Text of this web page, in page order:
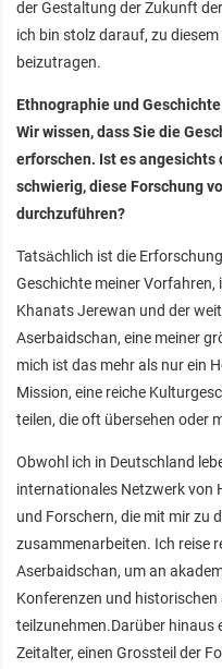
der Gestaltung der Zukunft
ich bin stolz darauf, zu
beizutragen.
Ethnographie und
Wir wissen, dass Sie die
erforschen. Ist es angesichts
schwierig, diese Forschung
durchzuführen?
Tatsächlich ist die
Geschichte meiner Vorfahren,
Khanats Jerewan und der
Aserbaidschan, eine meiner
mich ist das mehr als nur ein
Mission, eine reiche
teilen, die oft übersehen oder
Obwohl ich in Deutschland
internationales Netzwerk von
und Forschern, die mit mir zu
zusammenarbeiten. Ich reise
Aserbaidschan, um an
Konferenzen und historischen
teilzunehmen.Darüber hinaus
Zeitalter, einen Grossteil der